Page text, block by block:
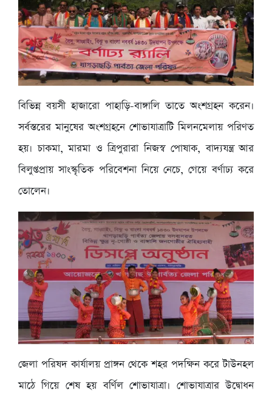
বিভিন্ন বয়সী হাজারো পাহাড়ি-বাঙ্গালি তাতে অংশগ্রহন করেন।
সর্বস্তরের মানুষের অংশগ্রহনে শোভাযাত্রাটি মিলনমেলায় পরিণত
হয়। চাকমা, মারমা ও ত্রিপুরারা নিজস্ব পোষাক, বাদ্যযন্ত্র আর
বিলুপ্তপ্রায় সাংস্কৃতিক পরিবেশনা নিয়ে নেচে, গেয়ে বর্ণাঢ্য করে
তোলেন।
জেলা পরিষদ কার্যালয় প্রাঙ্গন থেকে শহর পদক্ষিন করে টাউনহল
মাঠে গিয়ে শেষ হয় বর্ণিল শোভাযাত্রা। শোভাযাত্রার উদ্বোধন